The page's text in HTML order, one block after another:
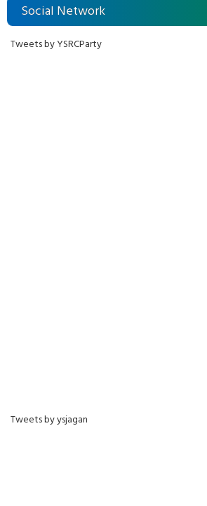
Social Network
Tweets by YSRCParty
Tweets by ysjagan